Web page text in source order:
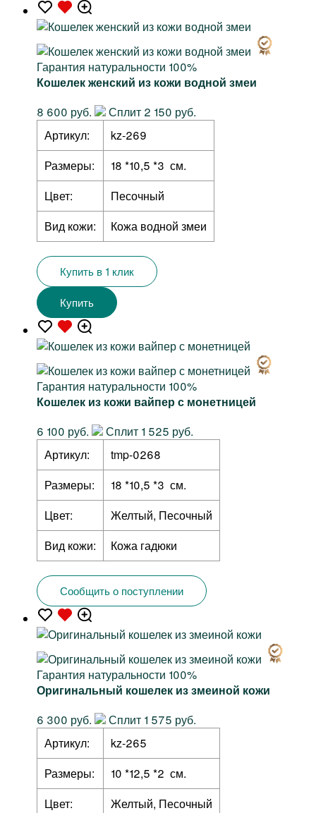
Гарантия натуральности 100%
Кошелек женский из кожи водной змеи
8 600 руб.
Сплит 2 150 руб.
Артикул:
kz-269
Размеры:
18 *10,5 *3 см.
Цвет:
Песочный
Вид кожи:
Кожа водной змеи
Купить в 1 клик
Купить
Гарантия натуральности 100%
Кошелек из кожи вайпер с монетницей
6 100 руб.
Сплит 1 525 руб.
Артикул:
tmp-0268
Размеры:
18 *10,5 *3 см.
Цвет:
Желтый, Песочный
Вид кожи:
Кожа гадюки
Сообщить о поступлении
Гарантия натуральности 100%
Оригинальный кошелек из змеиной кожи
6 300 руб.
Сплит 1 575 руб.
Артикул:
kz-265
Размеры:
10 *12,5 *2 см.
Цвет:
Желтый, Песочный